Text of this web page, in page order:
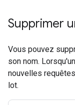
Supprimer
Vous pouvez
son nom.
nouvelles
lot.